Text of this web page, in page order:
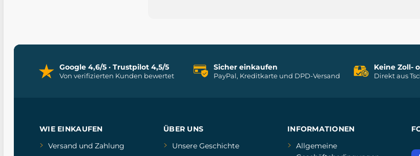
Google 4,6/5 · Trustpilot 4,5/5
Von verifizierten Kunden bewertet
Sicher einkaufen
PayPal, Kreditkarte und DPD-Versand
Keine Zoll-
Direkt aus
WIE EINKAUFEN
Versand und Zahlung
ÜBER UNS
Unsere Geschichte
INFORMATIONEN
Allgemeine